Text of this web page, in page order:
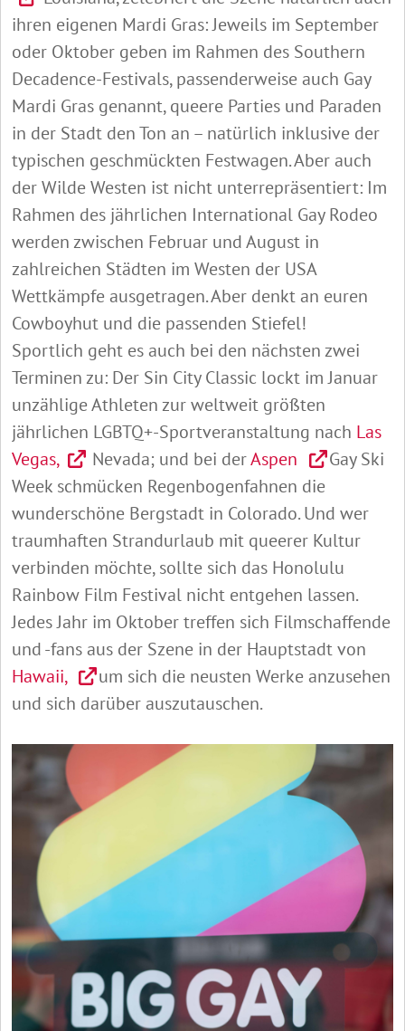
ihren eigenen Mardi Gras: Jeweils im September
oder Oktober geben im Rahmen des Southern
Decadence-Festivals, passenderweise auch Gay
Mardi Gras genannt, queere Parties und Paraden
in der Stadt den Ton an – natürlich inklusive der
typischen geschmückten Festwagen. Aber auch
der Wilde Westen ist nicht unterrepräsentiert: Im
Rahmen des jährlichen International Gay Rodeo
werden zwischen Februar und August in
zahlreichen Städten im Westen der USA
Wettkämpfe ausgetragen. Aber denkt an euren
Cowboyhut und die passenden Stiefel!
Sportlich geht es auch bei den nächsten zwei
Terminen zu: Der Sin City Classic lockt im Januar
unzählige Athleten zur weltweit größten
jährlichen LGBTQ+-Sportveranstaltung nach Las
Vegas,
Nevada; und bei derAspen
Gay Ski
Week schmücken Regenbogenfahnen die
wunderschöne Bergstadt in Colorado. Und wer
traumhaften Strandurlaub mit queerer Kultur
verbinden möchte, sollte sich das Honolulu
Rainbow Film Festival nicht entgehen lassen.
Jedes Jahr im Oktober treffen sich Filmschaffende
und -fans aus der Szene in der Hauptstadt von
Hawaii,
um sich die neusten Werke anzusehen
und sich darüber auszutauschen.